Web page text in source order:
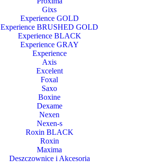
Gixs
Experience GOLD
Experience BRUSHED GOLD
Experience BLACK
Experience GRAY
Experience
Axis
Excelent
Foxal
Saxo
Boxine
Dexame
Nexen
Nexen-s
Roxin BLACK
Roxin
Maxima
Deszczownice i Akcesoria